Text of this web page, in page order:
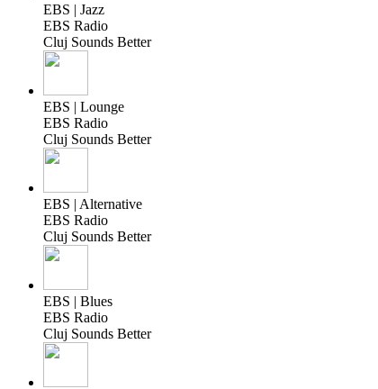
EBS | Jazz
EBS Radio
Cluj Sounds Better
EBS | Lounge
EBS Radio
Cluj Sounds Better
EBS | Alternative
EBS Radio
Cluj Sounds Better
EBS | Blues
EBS Radio
Cluj Sounds Better